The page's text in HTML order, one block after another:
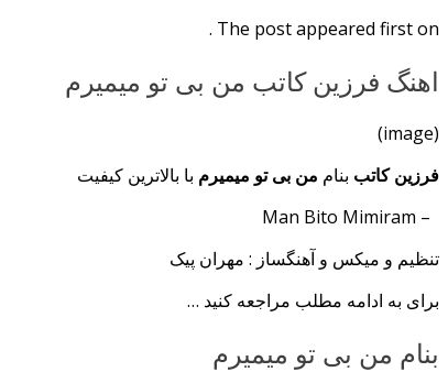
The post appeared first on .
اهنگ فرزین کاتب من بی تو میمیرم
(image)
فرزین کاتب بنام من بی تو میمیرم با بالاترین کیفیت
– Man Bito Mimiram
تنظیم و میکس و آهنگساز : مهران پیک
برای به ادامه مطلب مراجعه کنید …
بنام من بی تو میمیرم